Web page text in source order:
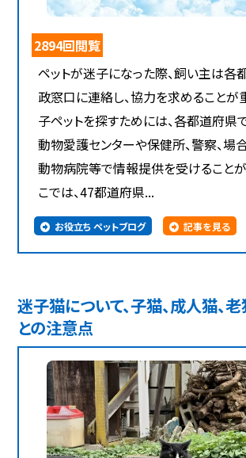
2894回閲覧
ペットが迷子になった際、飼い主は各
政窓口に連絡し、協力を求めることが
子ペットを探すためには、各都道府県
動物愛護センターや保健所、警察、場
動物病院等で情報提供を受けることが
こでは、47都道府県...
お役立ち ペットブログ 記事を見る
迷子猫について、子猫、成人猫、
との注意点